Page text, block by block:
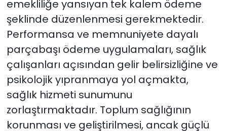
emekliliğe yansıyan tek kalem ödeme
şeklinde düzenlenmesi gerekmektedir.
Performansa ve memnuniyete dayalı
parçabaşı ödeme uygulamaları, sağlık
çalışanları açısından gelir belirsizliğine ve
psikolojik yıpranmaya yol açmakta,
sağlık hizmeti sunumunu
zorlaştırmaktadır. Toplum sağlığının
korunması ve geliştirilmesi, ancak güçlü